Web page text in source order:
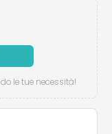
le tue necessità!